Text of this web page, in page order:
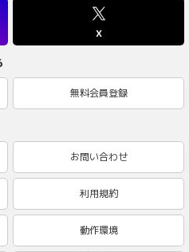
X
無料会員登録
お問い合わせ
利用規約
動作環境